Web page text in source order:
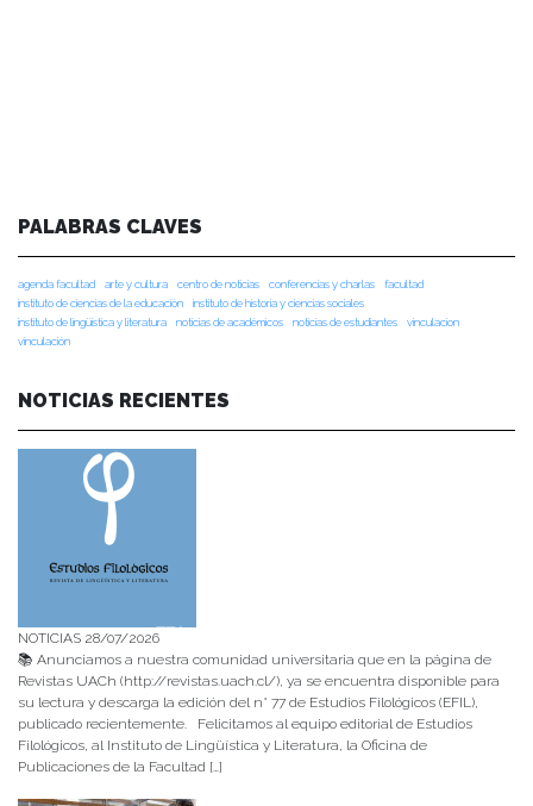
PALABRAS CLAVES
agenda facultad arte y cultura centro de noticias conferencias y charlas
facultad
instituto de ciencias de la educación
instituto de historia y ciencias sociales
instituto de lingüística y literatura
noticias de académicos noticias de estudiantes
vinculacion
vinculación
NOTICIAS RECIENTES
NOTICIAS 28/07/2026
📚 Anunciamos a nuestra comunidad universitaria que en la página de
Revistas UACh (http://revistas.uach.cl/), ya se encuentra disponible para
su lectura y descarga la edición del n° 77 de Estudios Filológicos (EFIL),
publicado recientemente. Felicitamos al equipo editorial de Estudios
Filológicos, al Instituto de Lingüística y Literatura, la Oficina de
Publicaciones de la Facultad […]